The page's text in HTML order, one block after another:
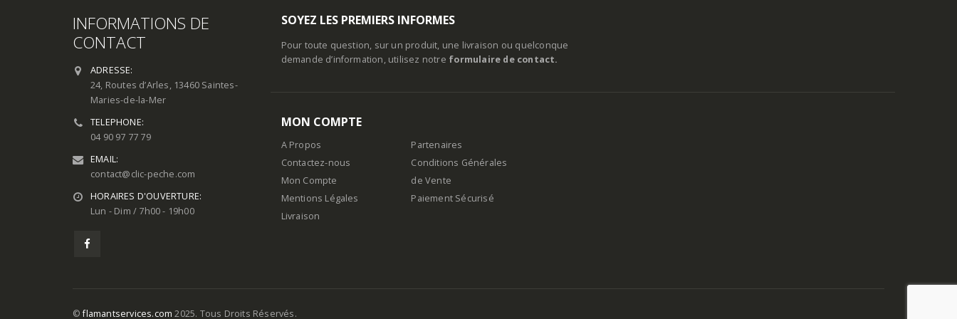
INFORMATIONS DE
CONTACT
ADRESSE:
24, Routes d’Arles, 13460 Saintes-
Maries-de-la-Mer
TELEPHONE:
04 90 97 77 79
EMAIL:
contact@clic-peche.com
HORAIRES D'OUVERTURE:
Lun - Dim / 7h00 - 19h00
SOYEZ LES PREMIERS INFORMES
Pour toute question, sur un produit, une livraison ou quelconque
demande d’information, utilisez notre formulaire de contact.
MON COMPTE
A Propos
Contactez-nous
Mon Compte
Mentions Légales
Livraison
Partenaires
Conditions Générales
de Vente
Paiement Sécurisé
©flamantservices.com 2025. Tous Droits Réservés.